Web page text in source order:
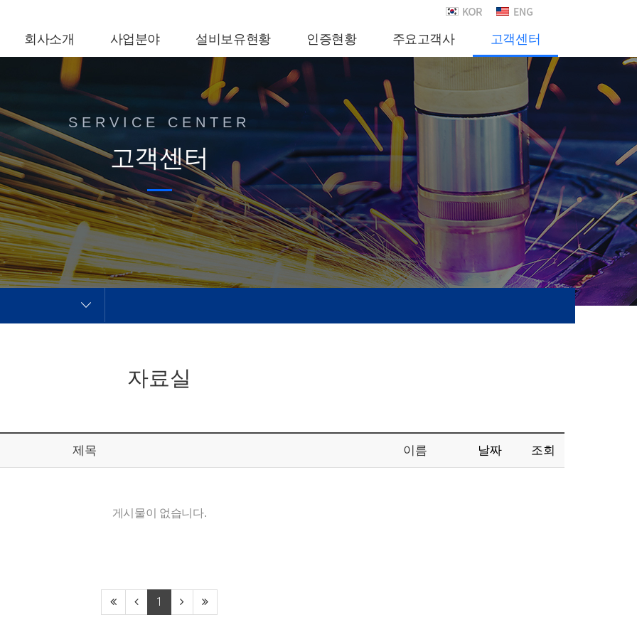
회사소개 사업분야 설비보유현황 인증현황 주요고객사 고객센터
SERVICE CENTER
고객센터
자료실
제목 이름 날짜 조회
게시물이 없습니다.
1